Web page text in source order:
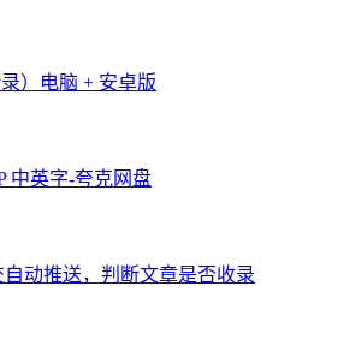
）电脑 + 安卓版
中英字-夸克网盘
动推送，判断文章是否收录